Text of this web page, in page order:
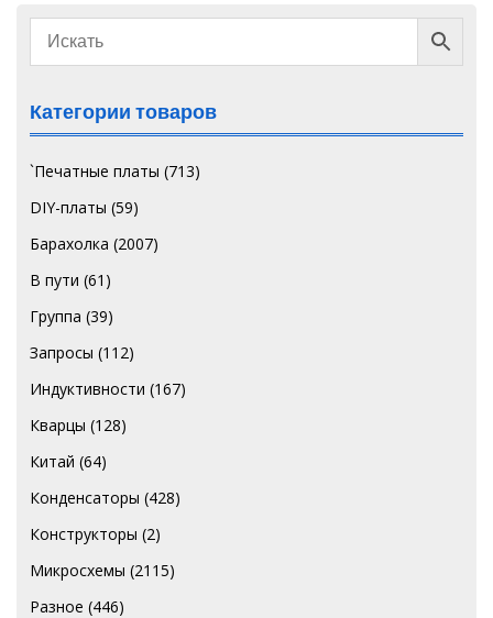
Категории товаров
`Печатные платы (713)
DIY-платы (59)
Барахолка (2007)
В пути (61)
Группа (39)
Запросы (112)
Индуктивности (167)
Кварцы (128)
Китай (64)
Конденсаторы (428)
Конструкторы (2)
Микросхемы (2115)
Разное (446)